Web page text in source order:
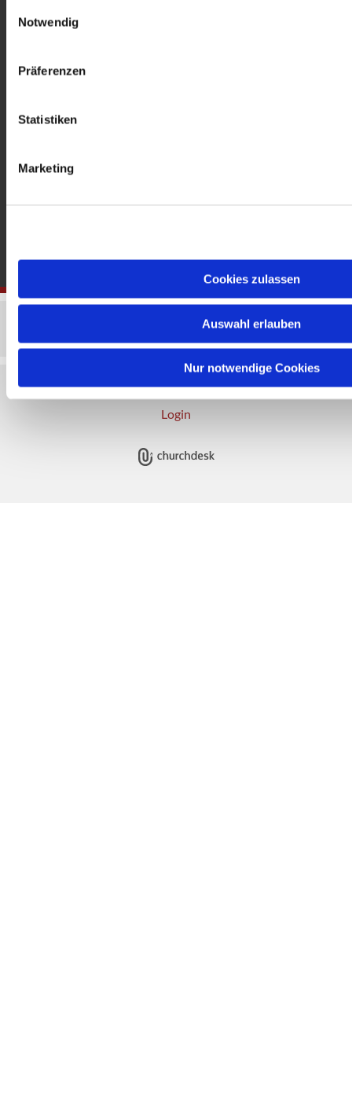
Notwendig
Präferenzen
Statistiken
Marketing
Cookies zulassen
Auswahl erlauben
Nur notwendige Cookies
Heckerdamm 230, 13627 Berlin |
Offene Kirche: Täglich 08-18 Uhr
Impressum Datenschutzerklärung
ChurchDesk-
Login